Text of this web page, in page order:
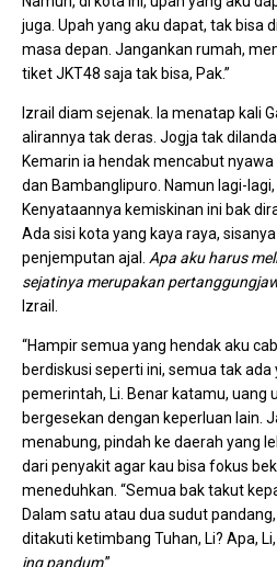
juga. Upah yang aku dapat, tak bisa
masa depan. Jangankan rumah,
tiket JKT48 saja tak bisa, Pak.”
Izrail diam sejenak. Ia menatap kali
alirannya tak deras. Jogja tak
Kemarin ia hendak mencabut
dan Bambanglipuro. Namun lagi-
Kenyataannya kemiskinan ini bak
Ada sisi kota yang kaya raya,
penjemputan ajal. Apa aku harus
sejatinya merupakan
Izrail.
“Hampir semua yang hendak aku
berdiskusi seperti ini, semua tak
pemerintah, Li. Benar katamu, uang
bergesekan dengan keperluan lain.
menabung, pindah ke daerah yang
dari penyakit agar kau bisa fokus
meneduhkan. “Semua bak takut
Dalam satu atau dua sudut
ditakuti ketimbang Tuhan, Li? Apa,
ing pandum.”